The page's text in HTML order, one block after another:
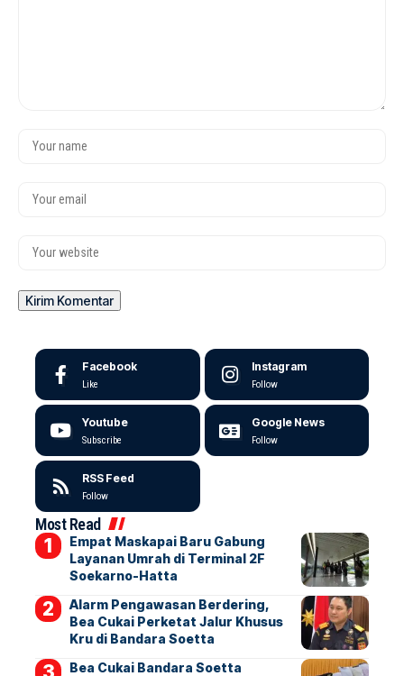
Facebook
Like
Instagram
Follow
Youtube
Subscribe
Google News
Follow
RSS Feed
Follow
Most Read
Empat Maskapai Baru Gabung
Layanan Umrah di Terminal 2F
Soekarno-Hatta
Alarm Pengawasan Berdering,
Bea Cukai Perketat Jalur Khusus
Kru di Bandara Soetta
Bea Cukai Bandara Soetta